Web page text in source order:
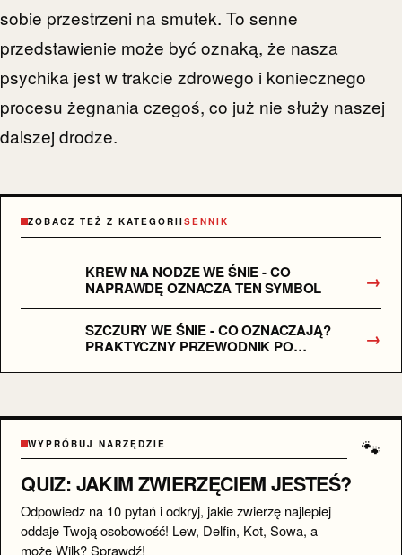
sobie przestrzeni na smutek. To senne
przedstawienie może być oznaką, że nasza
psychika jest w trakcie zdrowego i koniecznego
procesu żegnania czegoś, co już nie służy naszej
dalszej drodze.
ZOBACZ TEŻ Z KATEGORIISENNIK
KREW NA NODZE WE ŚNIE - CO
NAPRAWDĘ OZNACZA TEN SYMBOL
→
SZCZURY WE ŚNIE - CO OZNACZAJĄ?
PRAKTYCZNY PRZEWODNIK PO
→
🐾
WYPRÓBUJ NARZĘDZIE
QUIZ: JAKIM ZWIERZĘCIEM JESTEŚ?
Odpowiedz na 10 pytań i odkryj, jakie zwierzę najlepiej
oddaje Twoją osobowość! Lew, Delfin, Kot, Sowa, a
może Wilk? Sprawdź!